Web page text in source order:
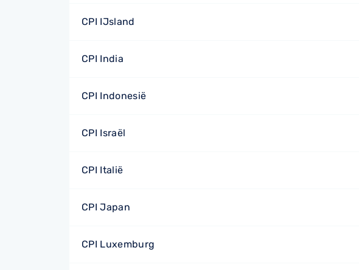
CPI IJsland
CPI India
CPI Indonesië
CPI Israël
CPI Italië
CPI Japan
CPI Luxemburg